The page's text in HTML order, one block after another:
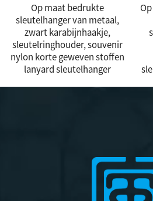
Op maat bedrukte
sleutelhanger van metaal,
zwart karabijnhaakje,
sleutelringhouder, souvenir
nylon korte geweven stoffen
lanyard sleutelhanger